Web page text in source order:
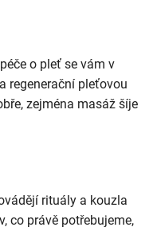
o pleť se vám v
regenerační pleťovou
zejména masáž šíje
rituály a kouzla
co právě potřebujeme,